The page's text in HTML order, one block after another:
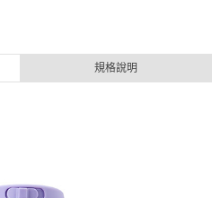
規格說明